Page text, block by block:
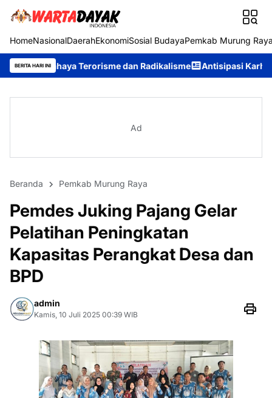
HomeNasionalDaerahEkonomiSosial BudayaPemkab Murung
BERITA HARI INI
Terorisme dan Radikalisme Antisipasi Karhutla, Murung
Ad
Beranda Pemkab Murung Raya
Pemdes Juking Pajang Gelar
Pelatihan Peningkatan
Kapasitas Perangkat Desa dan
BPD
admin
Kamis, 10 Juli 2025 00:39 WIB